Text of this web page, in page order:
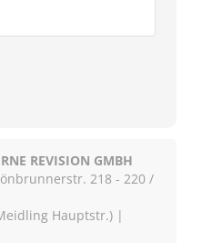
REVISION GMBH
218 - 220 /
Hauptstr.) |